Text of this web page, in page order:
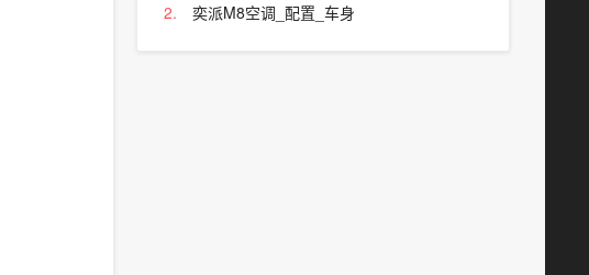
奕派M8空调_配置_车身